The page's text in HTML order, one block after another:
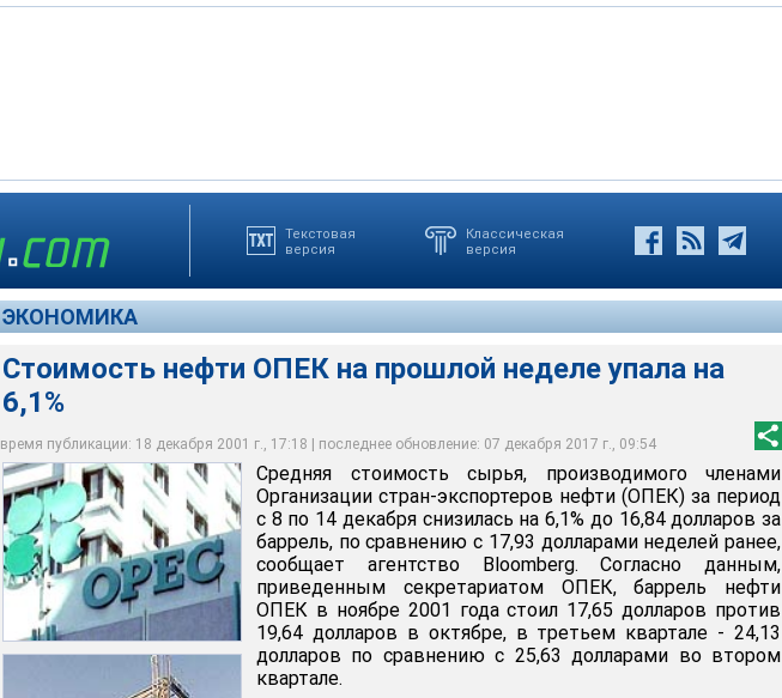
Текстовая
версия
Классическая
версия
ЭКОНОМИКА
Стоимость нефти ОПЕК на прошлой неделе упала на
6,1%
время публикации: 18 декабря 2001 г., 17:18 | последнее обновление: 07 декабря 2017 г., 09:54
Стоимость нефти ОПЕК на прошлой неделе упала на 6,1%
Архив NTVRU.com
Средняя цена за прошлый год составила 27,60 долларов по сравнению с 17,47
долларами за баррель в 1999 году
Архив NTVRU.com
"Корзина ОПЕК" представляет собой смесь алжирского Saharan Blend,
индонезийского Minas, нигерийского Bonny light, саудовского Arab light, Dubai из ОАЭ,
венесуэльского Tia Juana и мексиканского Isthmus сортов нефти. Мексика не
является членом ОПЕК
Архив NTVRU.com
Средняя стоимость сырья, производимого членами
Организации стран-экспортеров нефти (ОПЕК) за период
с 8 по 14 декабря снизилась на 6,1% до 16,84 долларов за
баррель, по сравнению с 17,93 долларами неделей ранее,
сообщает агентство Bloomberg. Согласно данным,
приведенным секретариатом ОПЕК, баррель нефти
ОПЕК в ноябре 2001 года стоил 17,65 долларов против
19,64 долларов в октябре, в третьем квартале - 24,13
долларов по сравнению с 25,63 долларами во втором
квартале.